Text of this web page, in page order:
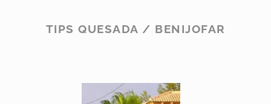
TIPS QUESADA / BENIJOFAR